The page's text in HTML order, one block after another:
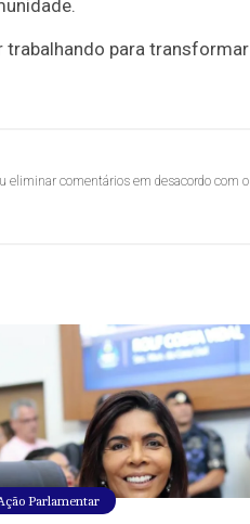
trabalhando para transformar
eliminar comentários em desacordo com o
Parlamentar